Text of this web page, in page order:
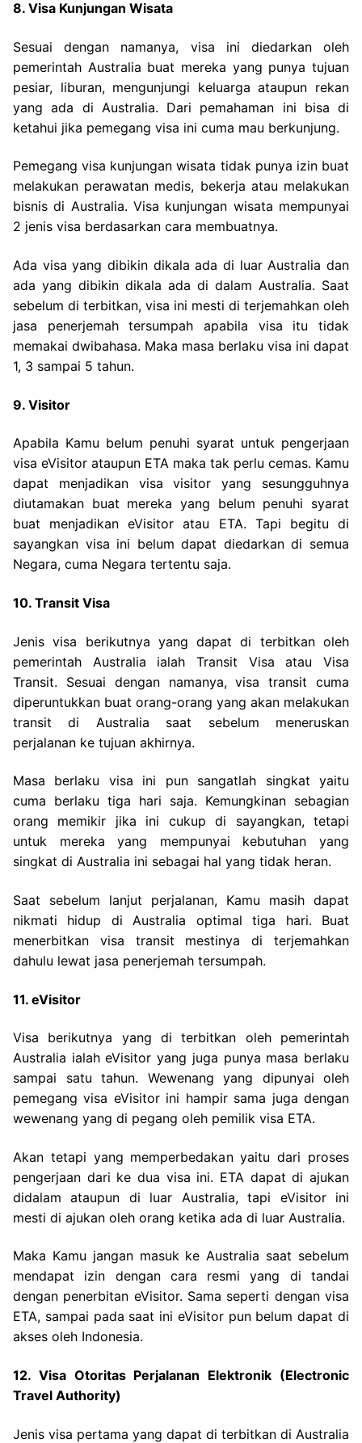
8. Visa Kunjungan Wisata
Sesuai dengan namanya, visa ini diedarkan oleh
pemerintah Australia buat mereka yang punya tujuan
pesiar, liburan, mengunjungi keluarga ataupun rekan
yang ada di Australia. Dari pemahaman ini bisa di
ketahui jika pemegang visa ini cuma mau berkunjung.
Pemegang visa kunjungan wisata tidak punya izin buat
melakukan perawatan medis, bekerja atau melakukan
bisnis di Australia. Visa kunjungan wisata mempunyai
2 jenis visa berdasarkan cara membuatnya.
Ada visa yang dibikin dikala ada di luar Australia dan
ada yang dibikin dikala ada di dalam Australia. Saat
sebelum di terbitkan, visa ini mesti di terjemahkan oleh
jasa penerjemah tersumpah apabila visa itu tidak
memakai dwibahasa. Maka masa berlaku visa ini dapat
1, 3 sampai 5 tahun.
9. Visitor
Apabila Kamu belum penuhi syarat untuk pengerjaan
visa eVisitor ataupun ETA maka tak perlu cemas. Kamu
dapat menjadikan visa visitor yang sesungguhnya
diutamakan buat mereka yang belum penuhi syarat
buat menjadikan eVisitor atau ETA. Tapi begitu di
sayangkan visa ini belum dapat diedarkan di semua
Negara, cuma Negara tertentu saja.
10. Transit Visa
Jenis visa berikutnya yang dapat di terbitkan oleh
pemerintah Australia ialah Transit Visa atau Visa
Transit. Sesuai dengan namanya, visa transit cuma
diperuntukkan buat orang-orang yang akan melakukan
transit di Australia saat sebelum meneruskan
perjalanan ke tujuan akhirnya.
Masa berlaku visa ini pun sangatlah singkat yaitu
cuma berlaku tiga hari saja. Kemungkinan sebagian
orang memikir jika ini cukup di sayangkan, tetapi
untuk mereka yang mempunyai kebutuhan yang
singkat di Australia ini sebagai hal yang tidak heran.
Saat sebelum lanjut perjalanan, Kamu masih dapat
nikmati hidup di Australia optimal tiga hari. Buat
menerbitkan visa transit mestinya di terjemahkan
dahulu lewat jasa penerjemah tersumpah.
11. eVisitor
Visa berikutnya yang di terbitkan oleh pemerintah
Australia ialah eVisitor yang juga punya masa berlaku
sampai satu tahun. Wewenang yang dipunyai oleh
pemegang visa eVisitor ini hampir sama juga dengan
wewenang yang di pegang oleh pemilik visa ETA.
Akan tetapi yang memperbedakan yaitu dari proses
pengerjaan dari ke dua visa ini. ETA dapat di ajukan
didalam ataupun di luar Australia, tapi eVisitor ini
mesti di ajukan oleh orang ketika ada di luar Australia.
Maka Kamu jangan masuk ke Australia saat sebelum
mendapat izin dengan cara resmi yang di tandai
dengan penerbitan eVisitor. Sama seperti dengan visa
ETA, sampai pada saat ini eVisitor pun belum dapat di
akses oleh Indonesia.
12. Visa Otoritas Perjalanan Elektronik (Electronic
Travel Authority)
Jenis visa pertama yang dapat di terbitkan di Australia